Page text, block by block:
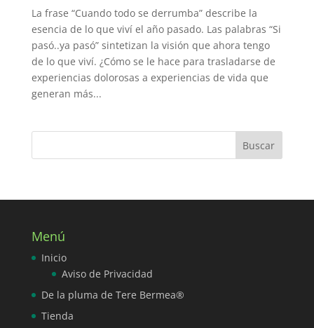
La frase “Cuando todo se derrumba” describe la
esencia de lo que viví el año pasado. Las palabras “Si
pasó..ya pasó” sintetizan la visión que ahora tengo
de lo que viví. ¿Cómo se le hace para trasladarse de
experiencias dolorosas a experiencias de vida que
generan más...
Menú
Inicio
Aviso de Privacidad
De la pluma de Tere Bermea®
Tienda